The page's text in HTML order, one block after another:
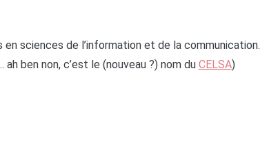
sciences de l’information et de la communication.
ben non, c’est le (nouveau ?) nom du CELSA)